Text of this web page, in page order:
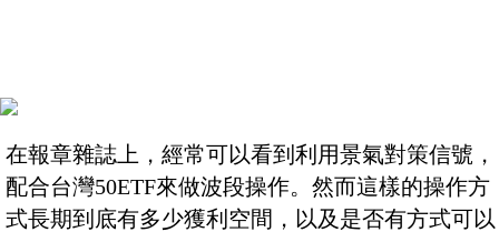
在報章雜誌上，經常可以看到利用景氣對策信號，
配合台灣50ETF來做波段操作。然而這樣的操作方
式長期到底有多少獲利空間，以及是否有方式可以